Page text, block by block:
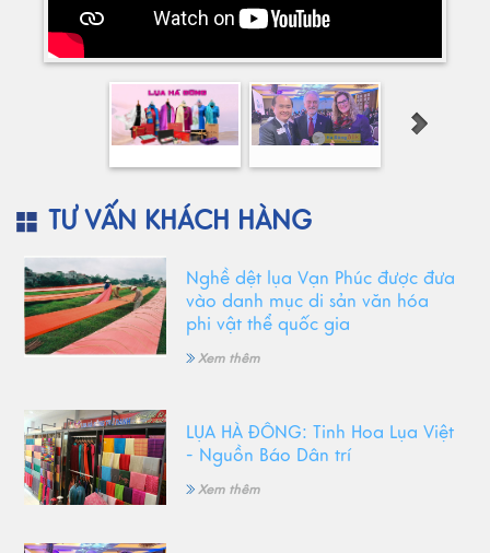
TƯ VẤN KHÁCH HÀNG
Nghề dệt lụa Vạn Phúc được đưa
vào danh mục di sản văn hóa
phi vật thể quốc gia
Xem thêm
LỤA HÀ ĐÔNG: Tinh Hoa Lụa Việt
- Nguồn Báo Dân trí
Xem thêm